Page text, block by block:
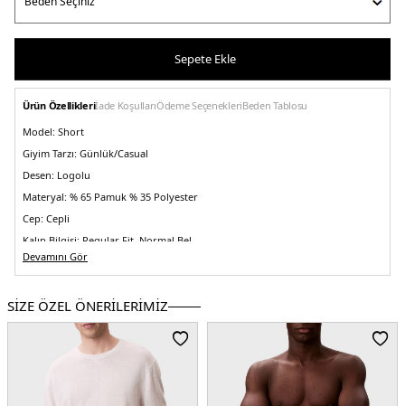
Sepete Ekle
Ürün Özellikleriİade KoşullarıÖdeme SeçenekleriBeden Tablosu
Model: Short
Giyim Tarzı: Günlük/Casual
Desen: Logolu
Materyal: % 65 Pamuk % 35 Polyester
Cep: Cepli
Kalıp Bilgisi: Regular Fit, Normal Bel
Menşei:Vietnam
5DE1K10K111208PBQ.52
Devamını Gör
SİZE ÖZEL ÖNERİLERİMİZ